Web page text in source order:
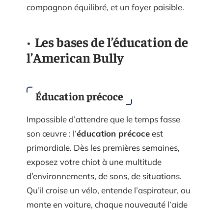
compagnon équilibré, et un foyer paisible.
Les bases de l’éducation de
l’American Bully
Éducation précoce
Impossible d’attendre que le temps fasse
son œuvre : l’éducation précoceest
primordiale. Dès les premières semaines,
exposez votre chiot à une multitude
d’environnements, de sons, de situations.
Qu’il croise un vélo, entende l’aspirateur, ou
monte en voiture, chaque nouveauté l’aide